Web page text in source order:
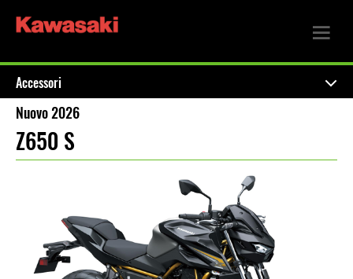
Accessori
Nuovo 2026
Z650 S